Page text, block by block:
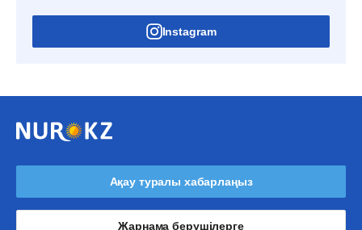
Instagram
Ақау туралы хабарлаңыз
Жарнама берушілерге